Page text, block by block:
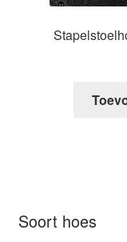
Soort hoes